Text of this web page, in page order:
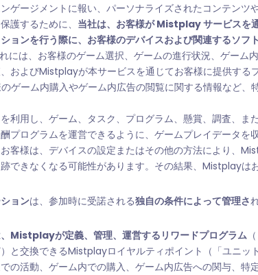
ゲージメントに報い、パーソナライズされたコンテン
護するために、 当社は、お客様が Mistplay サービスを
ョンを行う際に、お客様のデバイスおよび関連するソ
には、お客様のゲーム選択、ゲームの進行状況、ゲーム
およびMistplayが本サービスを通じてお客様に提供す
ゲーム内購入やゲーム内広告の閲覧に関する情報など、
利用し、ゲーム、タスク、プログラム、懸賞、調査、
プログラムを運営できるように、ゲームプレイデータ
客様は、デバイスの設定またはその他の方法により、
できなくなる可能性があります。その結果、Mistplay
ョンは、参加時に受諾される独自の条件によって管理さ
Mistplayが定義、管理、運営するリワードプログラム
）と交換できるMistplayロイヤルティポイント（「ユニ
の活動、ゲーム内での購入、ゲーム内広告への関与、